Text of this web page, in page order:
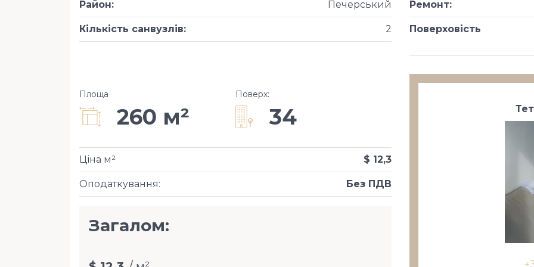
Район: Печерський
Кількість санвузлів: 2
Ремонт:
Поверховість
Площа
260 м²
Поверх:
34
Оподаткування: Без ПДВ
Ціна м² $ 12,3
Загалом: